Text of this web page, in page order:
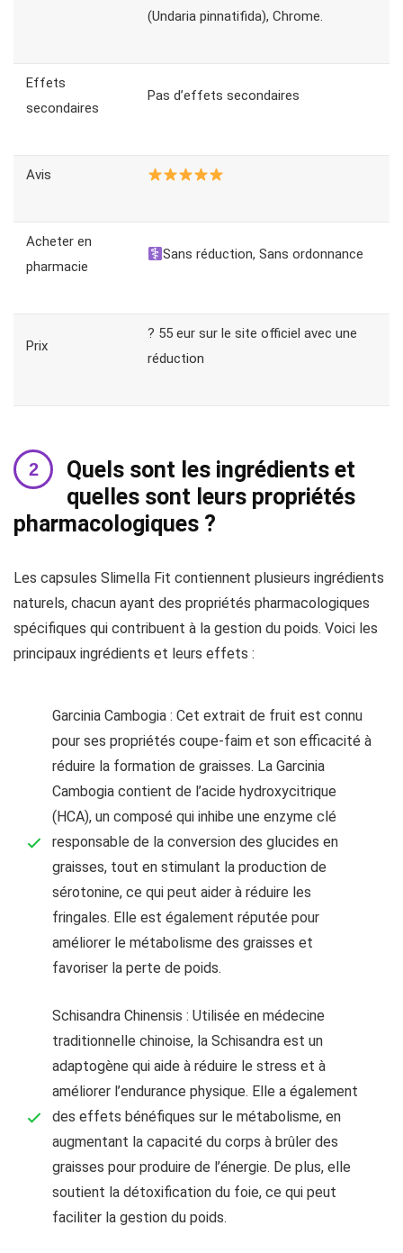
(Undaria pinnatifida), Chrome.
Effets
secondaires
Pas d’effets secondaires
Avis
Acheter en
pharmacie
Sans réduction, Sans ordonnance
Prix
? 55 eur sur le site officiel avec une
réduction
Quels sont les ingrédients et
quelles sont leurs propriétés
pharmacologiques ?
Les capsules Slimella Fit contiennent plusieurs ingrédients
naturels, chacun ayant des propriétés pharmacologiques
spécifiques qui contribuent à la gestion du poids. Voici les
principaux ingrédients et leurs effets :
Garcinia Cambogia : Cet extrait de fruit est connu
pour ses propriétés coupe-faim et son efficacité à
réduire la formation de graisses. La Garcinia
Cambogia contient de l’acide hydroxycitrique
(HCA), un composé qui inhibe une enzyme clé
responsable de la conversion des glucides en
graisses, tout en stimulant la production de
sérotonine, ce qui peut aider à réduire les
fringales. Elle est également réputée pour
améliorer le métabolisme des graisses et
favoriser la perte de poids.
Schisandra Chinensis : Utilisée en médecine
traditionnelle chinoise, la Schisandra est un
adaptogène qui aide à réduire le stress et à
améliorer l’endurance physique. Elle a également
des effets bénéfiques sur le métabolisme, en
augmentant la capacité du corps à brûler des
graisses pour produire de l’énergie. De plus, elle
soutient la détoxification du foie, ce qui peut
faciliter la gestion du poids.